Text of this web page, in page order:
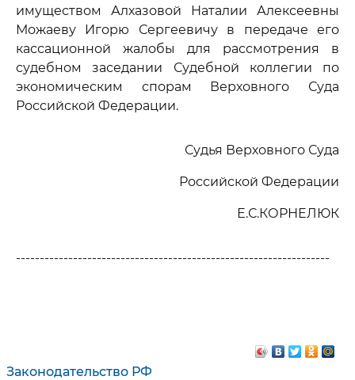
Законодательство РФ
имуществом Алхазовой Наталии Алексеевны
Можаеву Игорю Сергеевичу в передаче его
кассационной жалобы для рассмотрения в
судебном заседании Судебной коллегии по
экономическим спорам Верховного Суда
Российской Федерации.
Судья Верховного Суда
Российской Федерации
Е.С.КОРНЕЛЮК
------------------------------------------------------------------